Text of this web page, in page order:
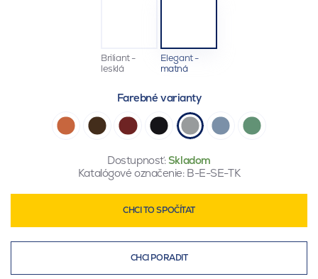
Briliant -
lesklá
Elegant -
matná
Farebné varianty
Dostupnosť:Skladom
Katalógové označenie: B-E-SE-TK
CHCI TO SPOČÍTAT
CHCI PORADIT